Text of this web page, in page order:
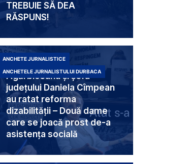
TREBUIE SĂ DEA
RĂSPUNS!
Agărbiceanu și șefa
județului Daniela Cîmpean
au ratat reforma
dizabilității – Două dame
care se joacă prost de-a
asistența socială
ANCHETE JURNALISTICE
ANCHETELE JURNALISTULUI DURBACA